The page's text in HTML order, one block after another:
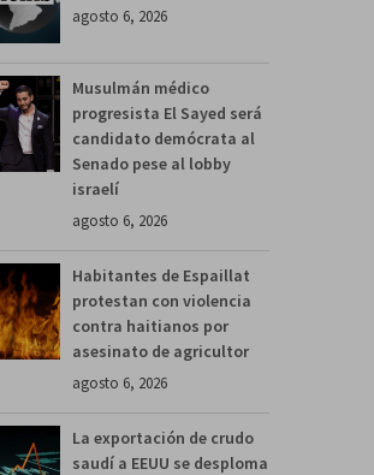
agosto 6, 2026
Musulmán médico
progresista El Sayed será
candidato demócrata al
Senado pese al lobby
israelí
agosto 6, 2026
Habitantes de Espaillat
protestan con violencia
contra haitianos por
asesinato de agricultor
agosto 6, 2026
La exportación de crudo
saudí a EEUU se desploma